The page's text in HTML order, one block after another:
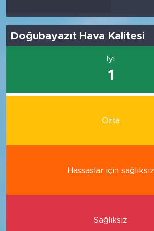
Doğubayazıt Hava Kalitesi
İyi
1
Orta
Hassaslar için sağlıksız
Sağlıksız